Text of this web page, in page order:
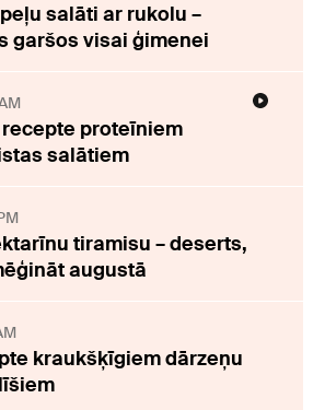
salāti ar rukolu –
garšos visai ģimenei
recepte proteīniem
salātiem
tiramisu – deserts,
augustā
kraukšķīgiem dārzeņu